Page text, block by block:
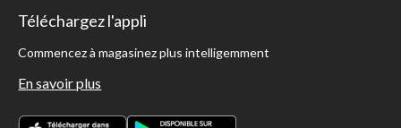
Téléchargez l'appli
Commencez à magasinez plus intelligemment
En savoir plus